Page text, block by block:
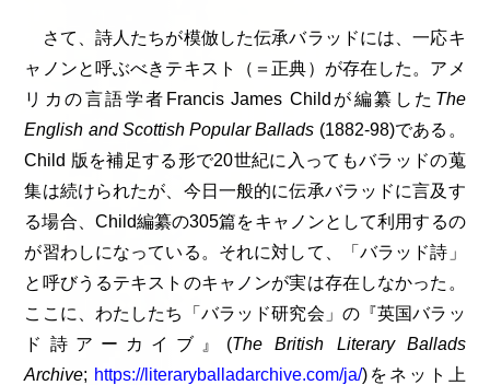
さて、詩人たちが模倣した伝承バラッドには、一応キ
ャノンと呼ぶべきテキスト（＝正典）が存在した。アメ
リカの言語学者Francis James Childが編纂した The
English and Scottish Popular Ballads (1882-98)である。
Child 版を補足する形で20世紀に入ってもバラッドの蒐
集は続けられたが、今日一般的に伝承バラッドに言及す
る場合、Child編纂の305篇をキャノンとして利用するの
が習わしになっている。それに対して、「バラッド詩」
と呼びうるテキストのキャノンが実は存在しなかった。
ここに、わたしたち「バラッド研究会」の『英国バラッ
ド詩アーカイブ』(The British Literary Ballads
Archive; https://literaryballadarchive.com/ja/)をネット上